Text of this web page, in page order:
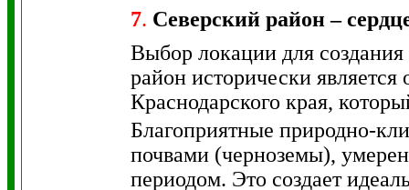
7. Северский район –
Выбор локации для создания
район исторически является
Краснодарского края,
Благоприятные природно-
почвами (черноземы),
периодом. Это создает